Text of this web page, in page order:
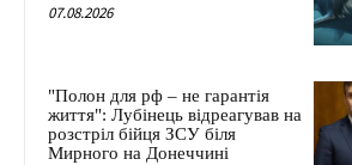
07.08.2026
"Полон для рф – не гарантія
життя": Лубінець відреагував на
розстріл бійця ЗСУ біля
Мирного на Донеччині